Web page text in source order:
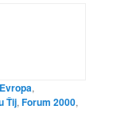
Evropa,
Ťij,Forum 2000,